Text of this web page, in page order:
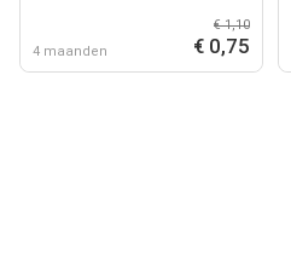
4 maanden
€ 1,10
€ 0,75